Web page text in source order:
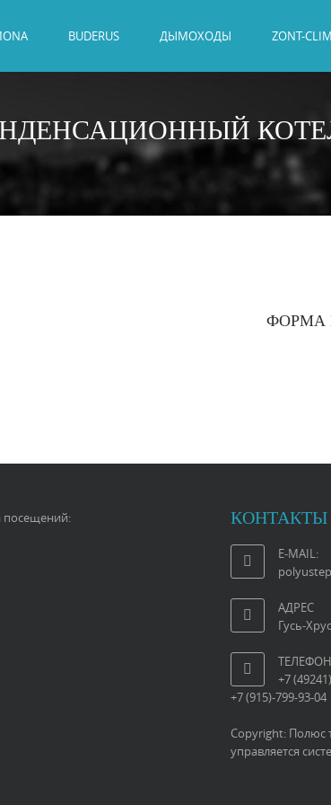
BUDERUS ДЫМОХОДЫ ZONT-
КОТЕЛ
ФОРМА
посещений: КОНТАКТЫ
E-MAIL:
АДРЕС
Гусь-
ТЕЛЕФОН
+7
+7 (915)-799-93-
Copyright: Полюс
управляется